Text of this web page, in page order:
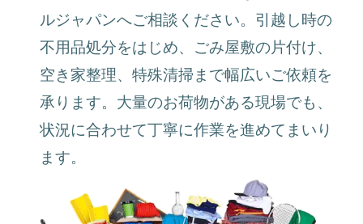
ルジャパンへご相談ください。引越し時の
不用品処分をはじめ、ごみ屋敷の片付け、
空き家整理、特殊清掃まで幅広いご依頼を
承ります。大量のお荷物がある現場でも、
状況に合わせて丁寧に作業を進めてまいり
ます。